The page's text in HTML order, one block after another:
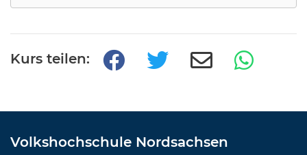
Kurs teilen:
Volkshochschule Nordsachsen